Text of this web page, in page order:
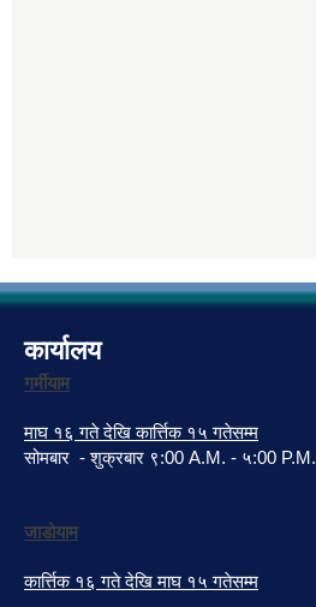
कार्यालय
गर्मीयाम
माघ १६ गते देखि कार्त्तिक १५ गतेसम्म
सोमबार - शुक्रबार ९:00 A.M. - ५:00 P.M.
जाडोयाम
कार्त्तिक १६ गते देखि माघ १५ गतेसम्म